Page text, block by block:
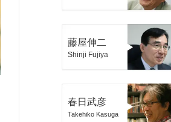
藤屋伸二
Shinji Fujiya
春日武彦
Takehiko Kasuga